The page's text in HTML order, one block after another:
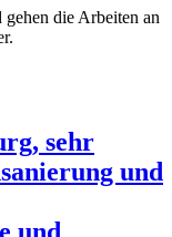
die Arbeiten an
sehr
und